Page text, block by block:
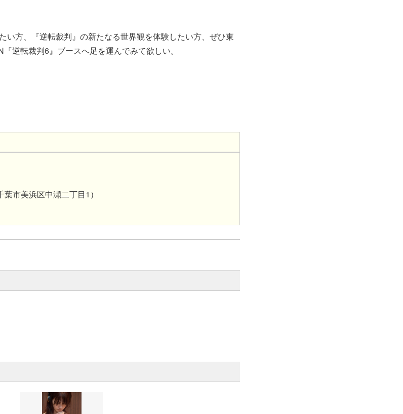
い方、『逆転裁判』の新たなる世界観を体験したい方、ぜひ東
逆転裁判6』ブースへ足を運んでみて欲しい。
市美浜区中瀬二丁目1）